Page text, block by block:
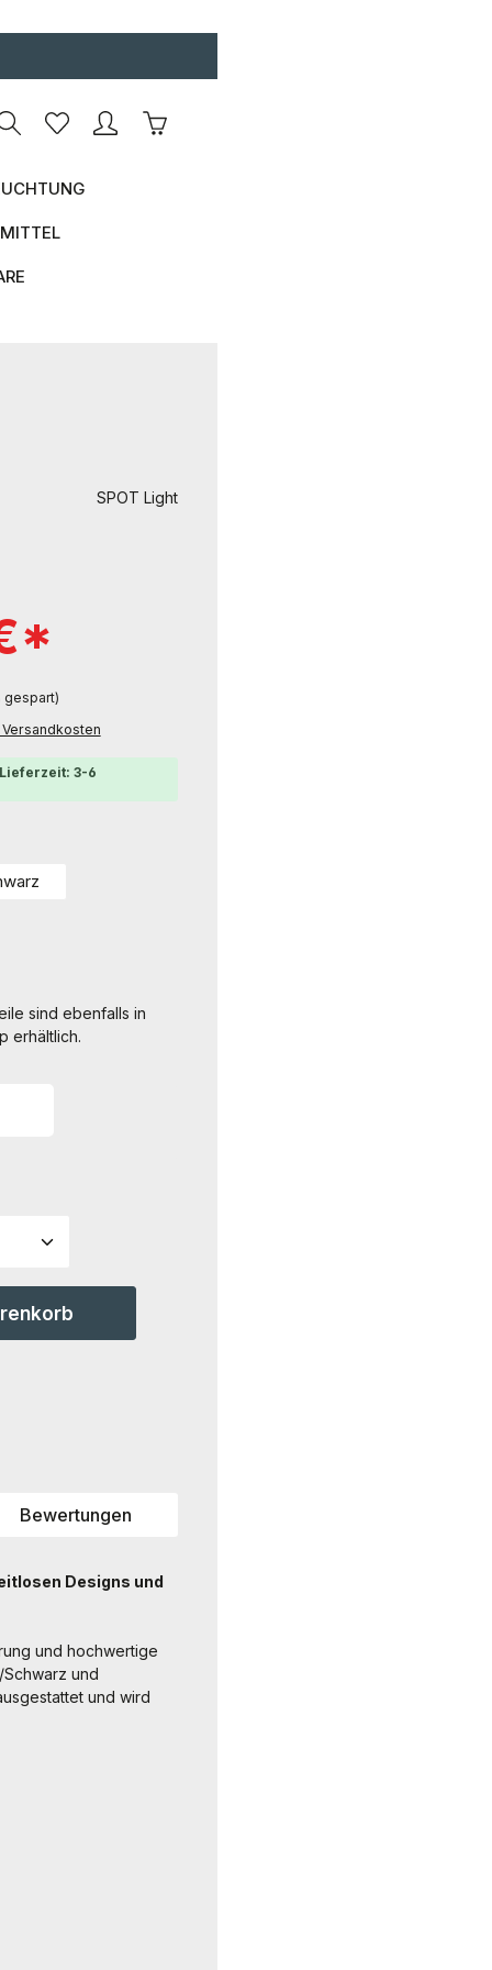
Warenkorb enthält 0 Positionen. Der
SPOT Light
gespart)
3-6
sind ebenfalls in
erhältlich.
Gib den gewünschten Wert ein
Bewertungen
Designs und
und hochwertige
und
und wird